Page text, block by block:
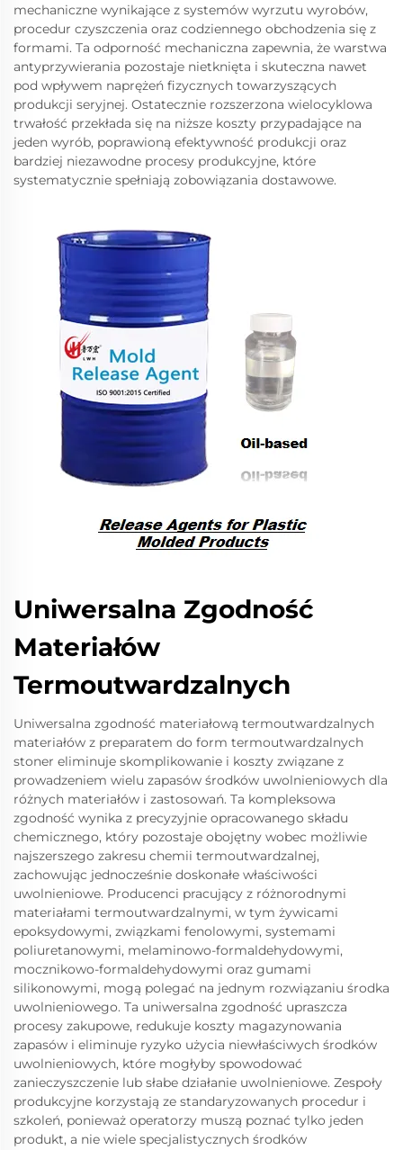
mechaniczne wynikające z systemów wyrzutu wyrobów,
procedur czyszczenia oraz codziennego obchodzenia się z
formami. Ta odporność mechaniczna zapewnia, że warstwa
antyprzywierania pozostaje nietknięta i skuteczna nawet
pod wpływem naprężeń fizycznych towarzyszących
produkcji seryjnej. Ostatecznie rozszerzona wielocyklowa
trwałość przekłada się na niższe koszty przypadające na
jeden wyrób, poprawioną efektywność produkcji oraz
bardziej niezawodne procesy produkcyjne, które
systematycznie spełniają zobowiązania dostawowe.
Uniwersalna Zgodność
Materiałów
Termoutwardzalnych
Uniwersalna zgodność materiałową termoutwardzalnych
materiałów z preparatem do form termoutwardzalnych
stoner eliminuje skomplikowanie i koszty związane z
prowadzeniem wielu zapasów środków uwolnieniowych dla
różnych materiałów i zastosowań. Ta kompleksowa
zgodność wynika z precyzyjnie opracowanego składu
chemicznego, który pozostaje obojętny wobec możliwie
najszerszego zakresu chemii termoutwardzalnej,
zachowując jednocześnie doskonałe właściwości
uwolnieniowe. Producenci pracujący z różnorodnymi
materiałami termoutwardzalnymi, w tym żywicami
epoksydowymi, związkami fenolowymi, systemami
poliuretanowymi, melaminowo-formaldehydowymi,
mocznikowo-formaldehydowymi oraz gumami
silikonowymi, mogą polegać na jednym rozwiązaniu środka
uwolnieniowego. Ta uniwersalna zgodność upraszcza
procesy zakupowe, redukuje koszty magazynowania
zapasów i eliminuje ryzyko użycia niewłaściwych środków
uwolnieniowych, które mogłyby spowodować
zanieczyszczenie lub słabe działanie uwolnieniowe. Zespoły
produkcyjne korzystają ze standaryzowanych procedur i
szkoleń, ponieważ operatorzy muszą poznać tylko jeden
produkt, a nie wiele specjalistycznych środków